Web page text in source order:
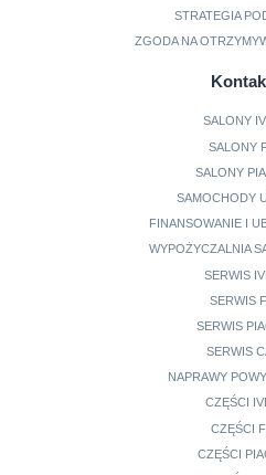
STRATEGIA
ZGODA NA
SALONY
SALONY
SALONY
SAMOCHODY
FINANSOWANIE I
WYPOŻYCZALNIA
SERWIS
SERWIS
SERWIS
SERWIS
NAPRAWY
CZĘŚCI
CZĘŚCI
CZĘŚCI